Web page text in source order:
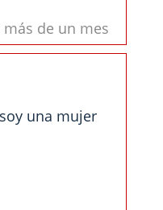
de un mes
una mujer